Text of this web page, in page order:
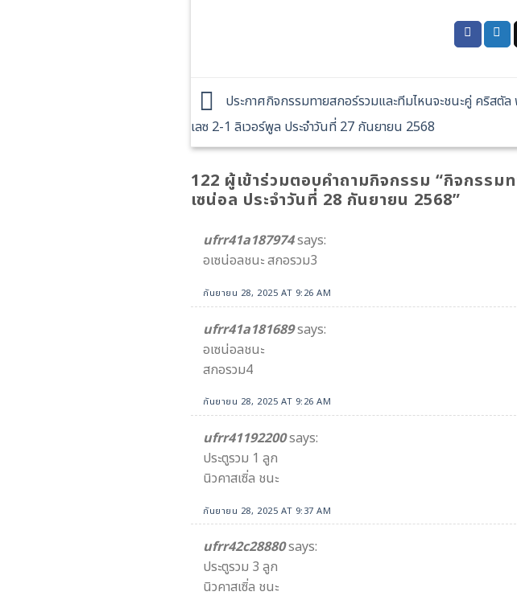
ประกาศกิจกรรมทายสกอร์รวมและทีมไหนจะชนะคู่ คริสตัล
เลซ 2-1 ลิเวอร์พูล ประจำวันที่ 27 กันยายน 2568
122 ผู้เข้าร่วมตอบคำถามกิจกรรม “กิจกรรม
เซน่อล ประจำวันที่ 28 กันยายน 2568”
ufrr41a187974says:
อเซน่อลชนะ สกอรวม3
กันยายน 28, 2025 AT 9:26 AM
ufrr41a181689says:
อเซน่อลชนะ
สกอรวม4
กันยายน 28, 2025 AT 9:26 AM
ufrr41192200says:
ประตูรวม 1 ลูก
นิวคาสเซิ่ล ชนะ
กันยายน 28, 2025 AT 9:37 AM
ufrr42c28880says:
ประตูรวม 3 ลูก
นิวคาสเซิ่ล ชนะ